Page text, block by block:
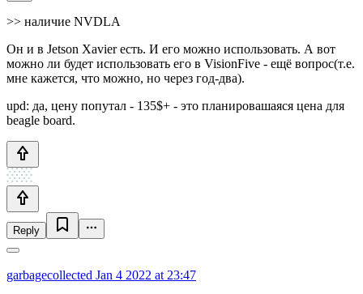
>> наличие NVDLA
Он и в Jetson Xavier есть. И его можно использовать. А вот
можно ли будет использовать его в VisionFive - ещё вопрос(т.е.
мне кажется, что можно, но через год-два).
upd: да, цену попутал - 135$+ - это планировашаяся цена для
beagle board.
Reply
garbagecollected Jan 4 2022 at 23:47